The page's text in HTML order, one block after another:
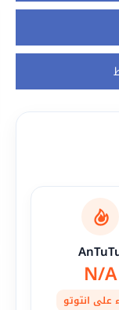
N/A
على انتوتو